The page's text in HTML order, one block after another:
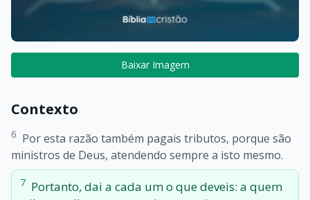
Baixar Imagem
Contexto
6 Por esta razão também pagais tributos, porque são
ministros de Deus, atendendo sempre a isto mesmo.
7 Portanto, dai a cada um o que deveis: a quem